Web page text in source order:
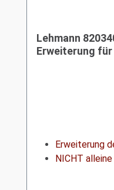
Lehmann
Erweiterung
Erweiterung
NICHT